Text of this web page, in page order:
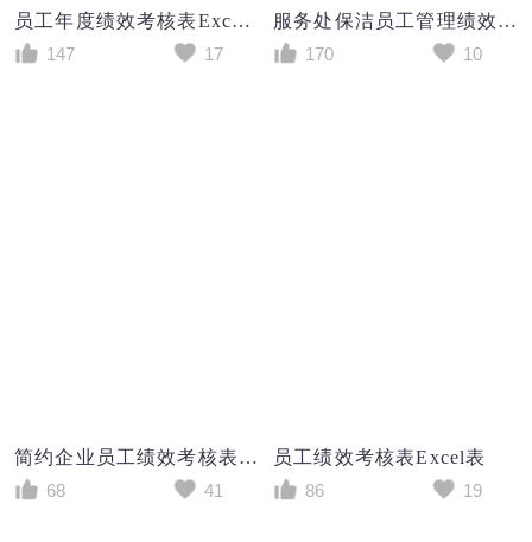
员工年度绩效考核表Excel模板
147
17
服务处保洁员工管理绩效考核表excel模板
170
10
简约企业员工绩效考核表excel模板
68
41
员工绩效考核表Excel表
86
19